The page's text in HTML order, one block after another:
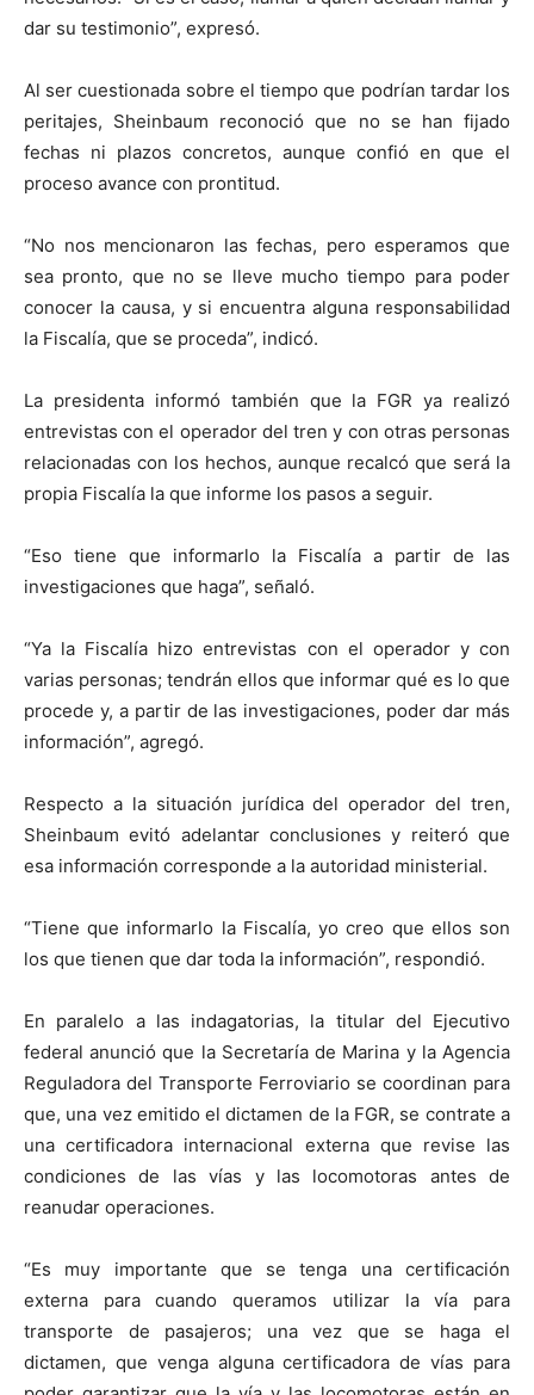
dar su testimonio”, expresó.
Al ser cuestionada sobre el tiempo que podrían tardar los
peritajes, Sheinbaum reconoció que no se han fijado
fechas ni plazos concretos, aunque confió en que el
proceso avance con prontitud.
“No nos mencionaron las fechas, pero esperamos que
sea pronto, que no se lleve mucho tiempo para poder
conocer la causa, y si encuentra alguna responsabilidad
la Fiscalía, que se proceda”, indicó.
La presidenta informó también que la FGR ya realizó
entrevistas con el operador del tren y con otras personas
relacionadas con los hechos, aunque recalcó que será la
propia Fiscalía la que informe los pasos a seguir.
“Eso tiene que informarlo la Fiscalía a partir de las
investigaciones que haga”, señaló.
“Ya la Fiscalía hizo entrevistas con el operador y con
varias personas; tendrán ellos que informar qué es lo que
procede y, a partir de las investigaciones, poder dar más
información”, agregó.
Respecto a la situación jurídica del operador del tren,
Sheinbaum evitó adelantar conclusiones y reiteró que
esa información corresponde a la autoridad ministerial.
“Tiene que informarlo la Fiscalía, yo creo que ellos son
los que tienen que dar toda la información”, respondió.
En paralelo a las indagatorias, la titular del Ejecutivo
federal anunció que la Secretaría de Marina y la Agencia
Reguladora del Transporte Ferroviario se coordinan para
que, una vez emitido el dictamen de la FGR, se contrate a
una certificadora internacional externa que revise las
condiciones de las vías y las locomotoras antes de
reanudar operaciones.
“Es muy importante que se tenga una certificación
externa para cuando queramos utilizar la vía para
transporte de pasajeros; una vez que se haga el
dictamen, que venga alguna certificadora de vías para